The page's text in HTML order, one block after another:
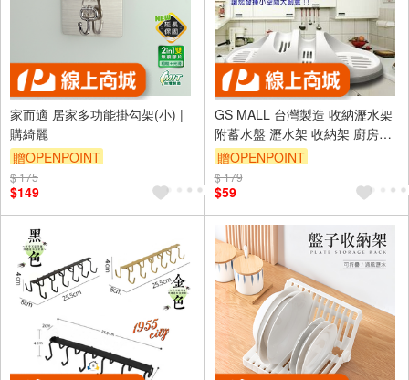
家而適 居家多功能掛勾架(小) |
購綺麗
贈OPENPOINT
$ 175
$149
GS MALL 台灣製造 收納瀝水架
附蓄水盤 瀝水架 收納架 廚房收
納架 收納盒 瀝水盒 菜瓜布架 肥
皂盒
贈OPENPOINT
$ 179
$59